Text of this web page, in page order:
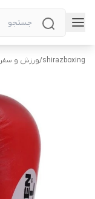
shirazboxing
/ورزش و سفر